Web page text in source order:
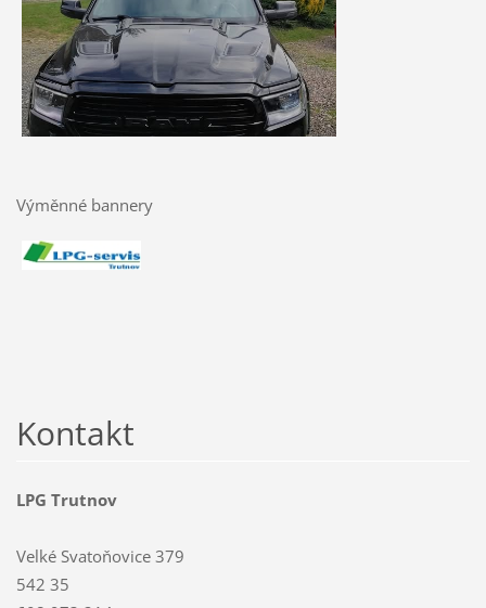
Výměnné bannery
Kontakt
LPG Trutnov
Velké Svatoňovice 379
542 35